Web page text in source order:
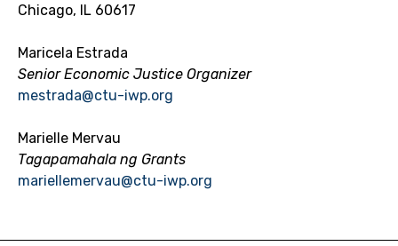
Chicago, IL 60617
Maricela Estrada
Senior Economic Justice Organizer
mestrada@ctu-iwp.org
Marielle Mervau
Tagapamahala ng Grants
mariellemervau@ctu-iwp.org